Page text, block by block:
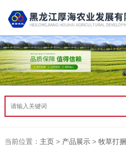
当前位置： 主页> 产品展示> 牧草打